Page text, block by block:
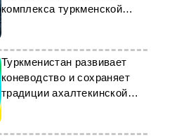
комплекса туркменской
компании «Aýdyň Gijeler»
Туркменистан развивает
коневодство и сохраняет
традиции ахалтекинской
породы